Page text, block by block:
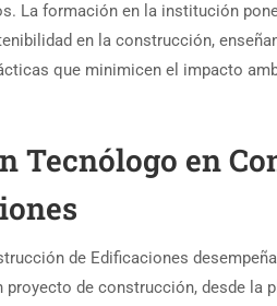
La formación en la institución
en la construcción,
que minimicen el impacto
Tecnólogo en
de Edificaciones
proyecto de construcción, desde la